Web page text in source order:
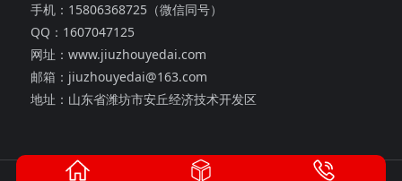
手机：15806368725（微信同号）
QQ：1607047125
网址：www.jiuzhouyedai.com
邮箱：jiuzhouyedai@163.com
地址：山东省潍坊市安丘经济技术开发区
版权所有：安丘市九洲液袋有限公司 鲁ICP备2021047055号-1